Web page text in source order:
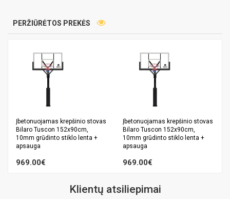
PERŽIŪRĖTOS PREKĖS
Įbetonuojamas krepšinio stovas
Bilaro Tuscon 152x90cm,
10mm grūdinto stiklo lenta +
apsauga
969.00€
Įbetonuojamas krepšinio stovas
Bilaro Tuscon 152x90cm,
10mm grūdinto stiklo lenta +
apsauga
969.00€
Klientų atsiliepimai